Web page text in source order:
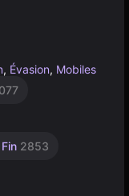
, Évasion, Mobiles
2853